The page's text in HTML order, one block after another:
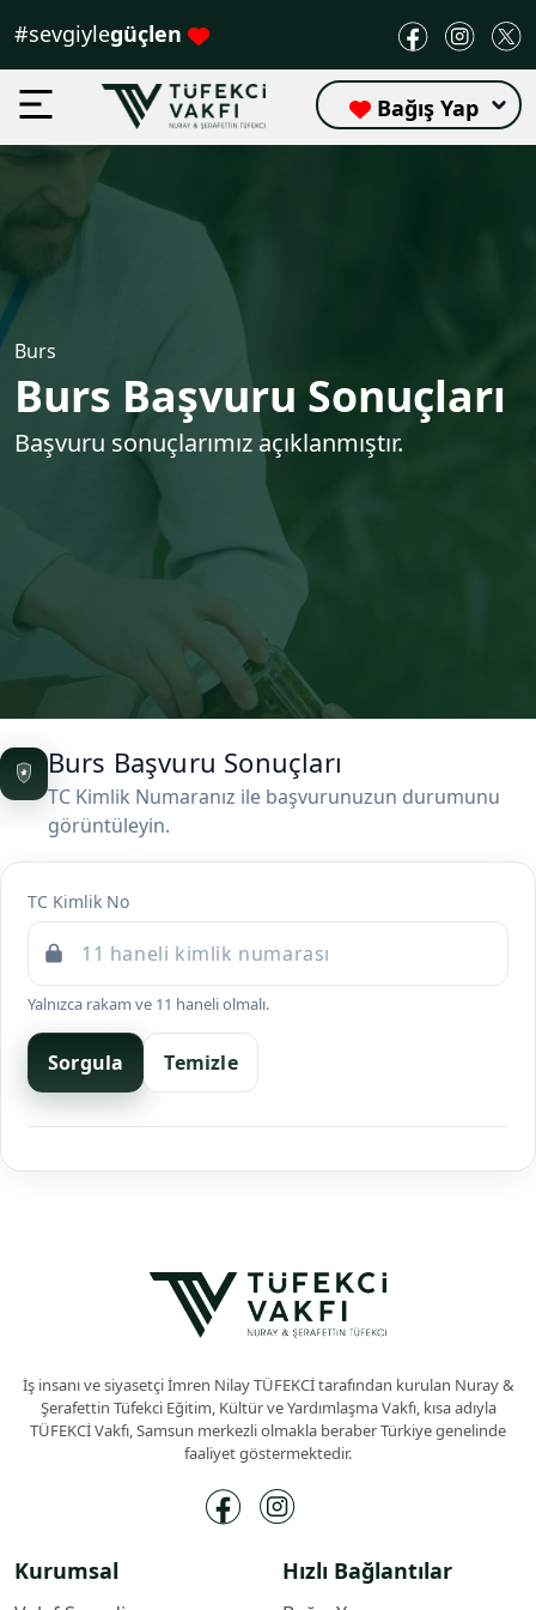
#sevgiylegüçlen
Bağış Yap
Burs
Burs Başvuru Sonuçları
Başvuru sonuçlarımız açıklanmıştır.
Burs Başvuru Sonuçları
TC Kimlik Numaranız ile başvurunuzun durumunu
görüntüleyin.
TC Kimlik No
Yalnızca rakam ve 11 haneli olmalı.
Sorgula Temizle
İş insanı ve siyasetçi İmren Nilay TÜFEKCİ tarafından kurulan Nuray &
Şerafettin Tüfekci Eğitim, Kültür ve Yardımlaşma Vakfı, kısa adıyla
TÜFEKCİ Vakfı, Samsun merkezli olmakla beraber Türkiye genelinde
faaliyet göstermektedir.
Kurumsal Hızlı Bağlantılar